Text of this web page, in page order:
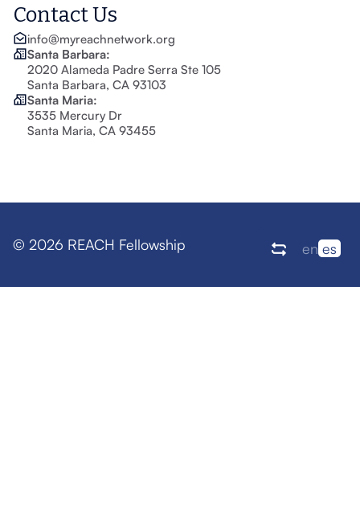
Contact Us
info@myreachnetwork.org
Santa Barbara:
2020 Alameda Padre Serra Ste 105
Santa Barbara, CA 93103
Santa Maria:
3535 Mercury Dr
Santa Maria, CA 93455
© 2026 REACH Fellowship en es